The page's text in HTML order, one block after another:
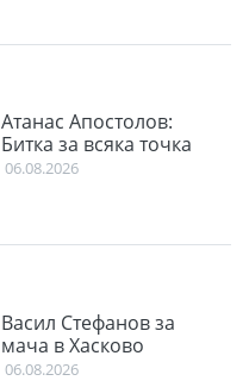
Атанас Апостолов:
Битка за всяка точка
06.08.2026
Васил Стефанов за
мача в Хасково
06.08.2026